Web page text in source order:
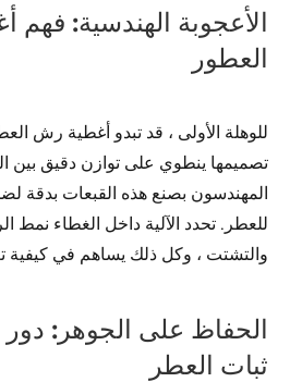
الأعجوبة الهندسية:
العطور
للوهلة الأولى ، قد تبدو أغطية رش
تصميمها ينطوي على توازن دقيق بين
المهندسون بصنع هذه القبعات بدقة
للعطر. تحدد الآلية داخل الغطاء
والتشتت ، وكل ذلك يساهم في كيفية
الحفاظ على الجوهر:
ثبات العطر